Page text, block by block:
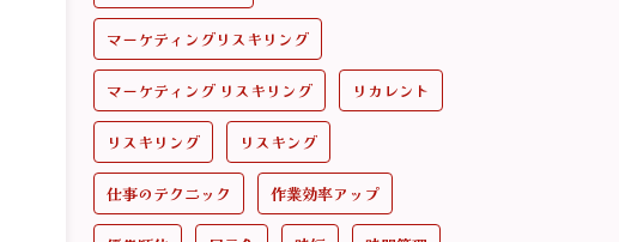
マーケティングリスキリング
マーケティング リスキリング リカレント
リスキリング リスキング
仕事のテクニック 作業効率アップ